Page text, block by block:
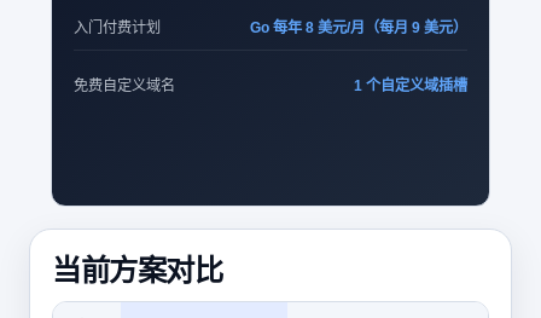
入门付费计划 Go 每年 8 美元/月（每月 9 美元）
免费自定义域名 1 个自定义域插槽
当前方案对比